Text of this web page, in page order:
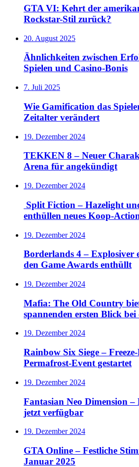
GTA VI: Kehrt der
Rockstar-Stil zurück?
20. August 2025
Ähnlichkeiten zwischen
Spielen und Casino‑Bonis
7. Juli 2025
Wie Gamification das
Zeitalter verändert
19. Dezember 2024
TEKKEN 8 – Neuer
Arena für angekündigt
19. Dezember 2024
Split Fiction – Hazelight
enthüllen neues Koop-
19. Dezember 2024
Borderlands 4 – Explosiver
den Game Awards enthüllt
19. Dezember 2024
Mafia: The Old Country
spannenden ersten Blick
19. Dezember 2024
Rainbow Six Siege –
Permafrost-Event gestartet
19. Dezember 2024
Fantasian Neo Dimension –
jetzt verfügbar
19. Dezember 2024
GTA Online – Festliche
Januar 2025